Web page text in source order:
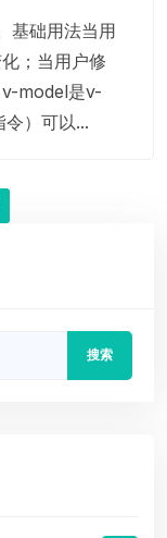
基础用法当用
；当用户修
model是v-
）可以...
页
搜索